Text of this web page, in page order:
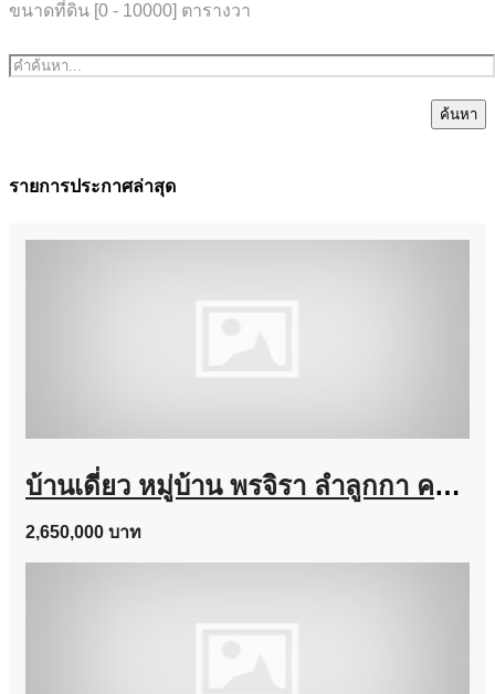
ขนาดที่ดิน [0 - 10000] ตารางวา
ค้นหา
รายการประกาศล่าสุด
บ้านเดี่ยว หมู่บ้าน พรจิรา ลำลูกกา คลอง 7 เนื้อที่ 64 ตร.ว. ถูกสุดในโครงการ
2,650,000 บาท